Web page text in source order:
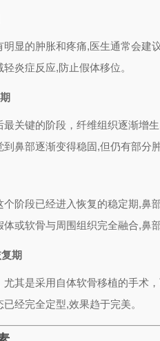
显的肿胀和疼痛,医生通常会建
炎症反应,防止假体移位。
关键的阶段，纤维组织逐渐增
鼻部逐渐变得稳固,但仍有部分
阶段已经进入恢复的稳定期,鼻
或软骨与周围组织完全融合,鼻
期
其是采用自体软骨移植的手术
经完全定型,效果趋于完美。